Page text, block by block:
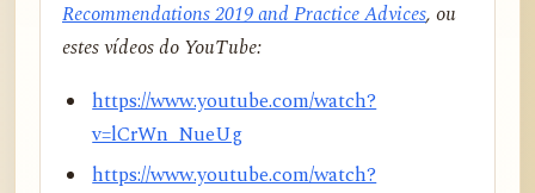
Recommendations 2019 and Practice Advices, ou
estes vídeos do YouTube:
https://www.youtube.com/watch?
v=lCrWn_NueUg
https://www.youtube.com/watch?